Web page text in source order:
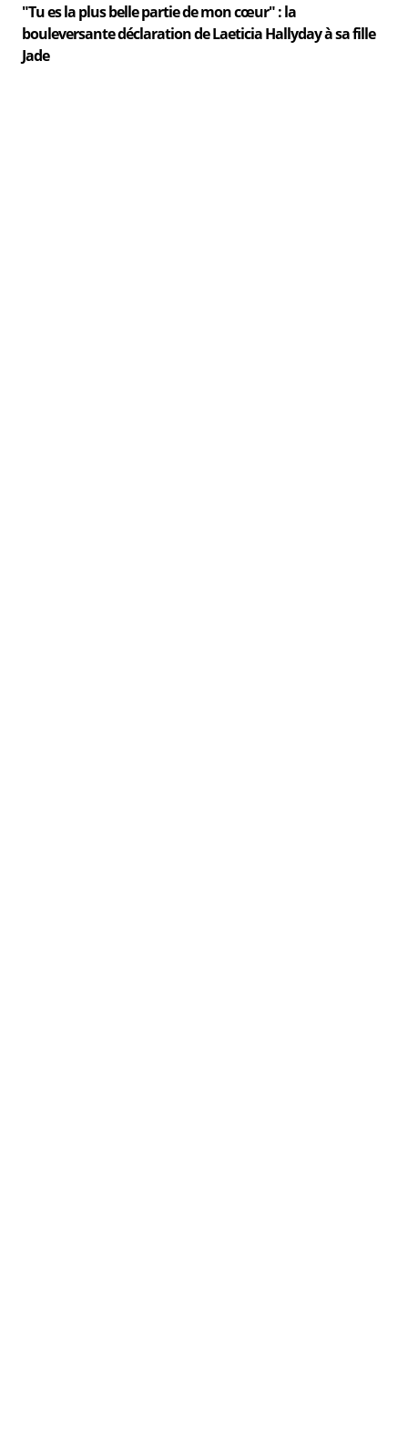
"Tu es la plus belle partie de mon cœur" : la
bouleversante déclaration de Laeticia Hallyday à sa fille
Jade